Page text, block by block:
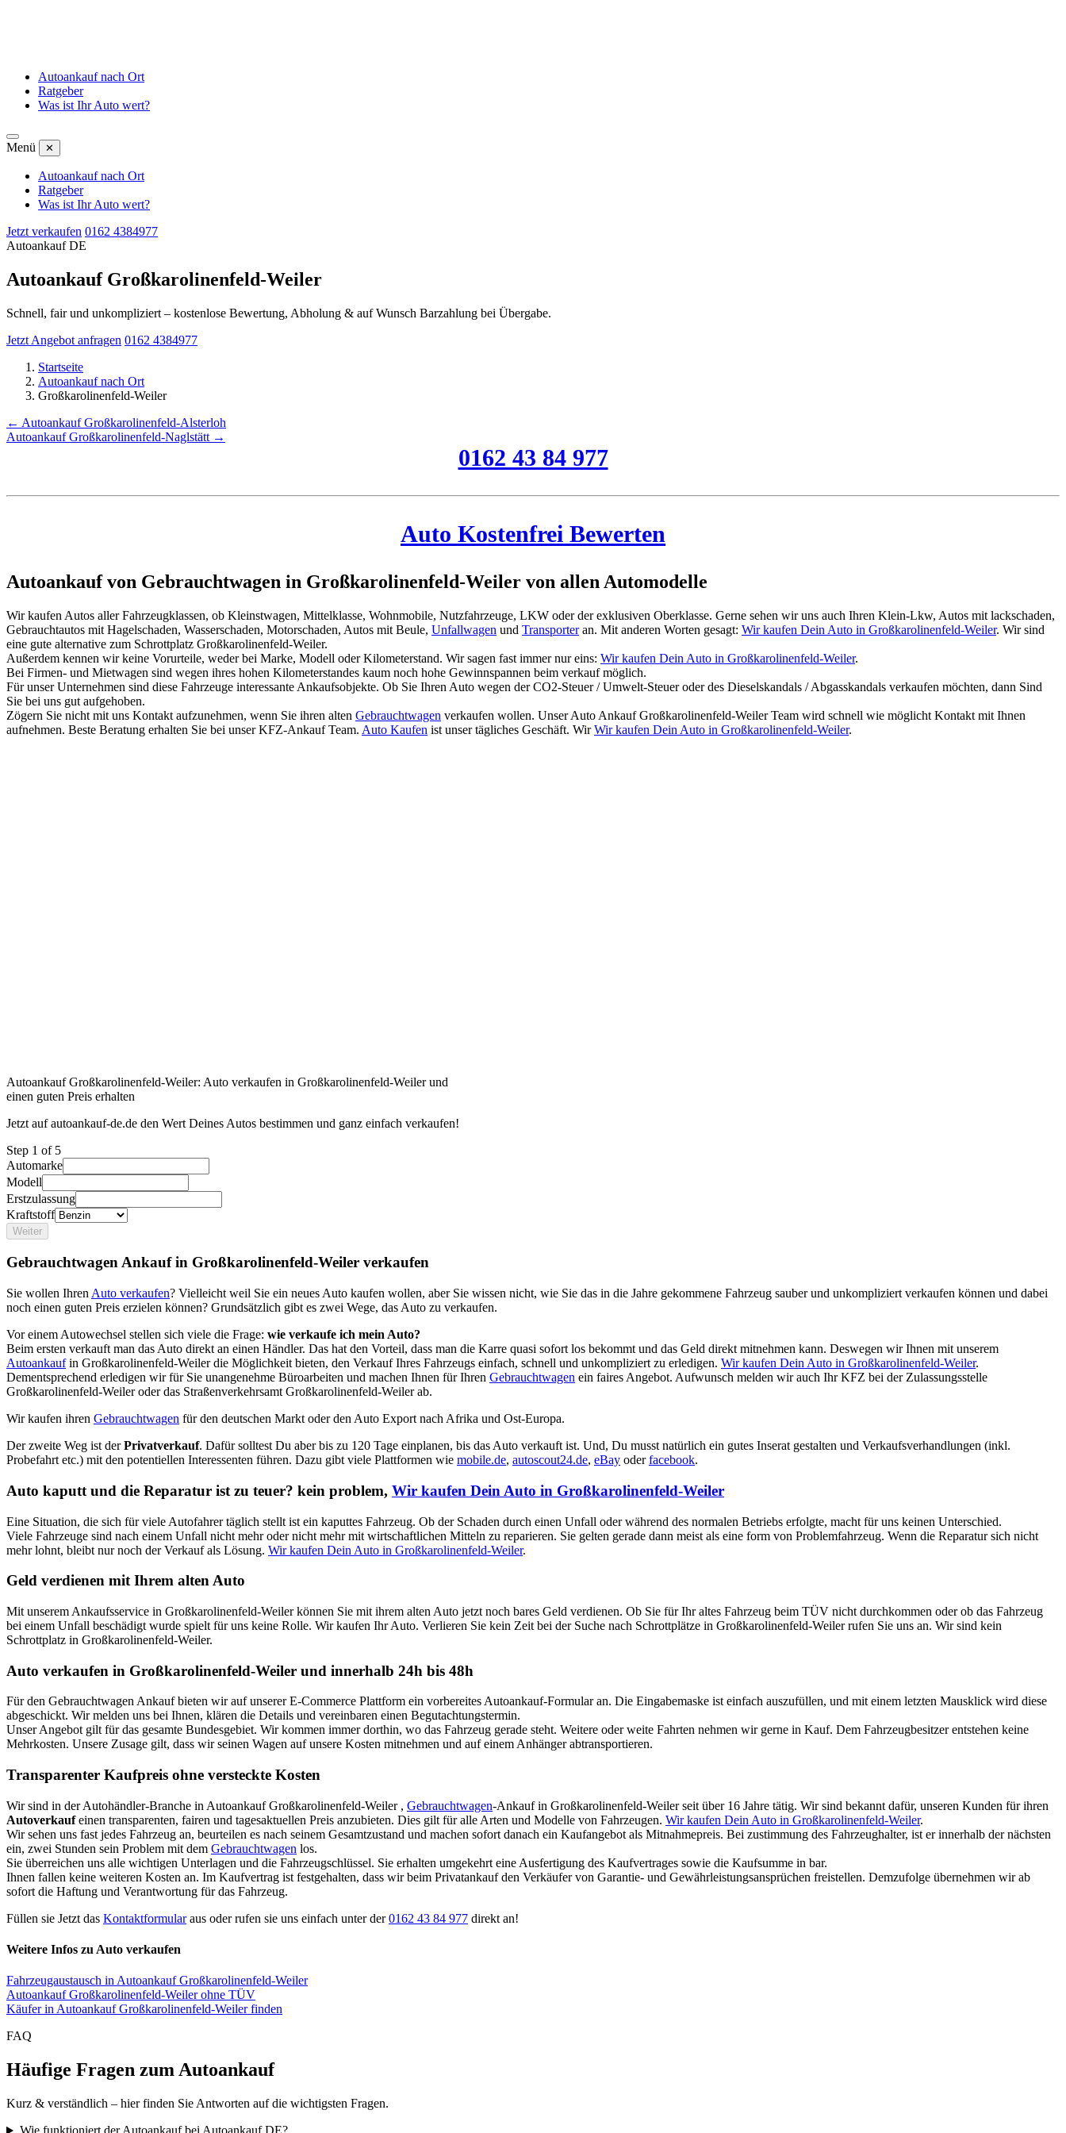
Autoankauf nach Ort
Ratgeber
Was ist Ihr Auto wert?
Menü ✕
Autoankauf nach Ort
Ratgeber
Was ist Ihr Auto wert?
Jetzt verkaufen 0162 4384977
Autoankauf DE
Autoankauf Großkarolinenfeld-Weiler
Schnell, fair und unkompliziert – kostenlose Bewertung, Abholung & auf Wunsch Barzahlung bei Übergabe.
Jetzt Angebot anfragen 0162 4384977
Startseite
Autoankauf nach Ort
Großkarolinenfeld-Weiler
← Autoankauf Großkarolinenfeld-Alsterloh
Autoankauf Großkarolinenfeld-Naglstätt →
0162 43 84 977
Auto Kostenfrei Bewerten
Autoankauf von Gebrauchtwagen in Großkarolinenfeld-Weiler von allen Automodelle
Wir kaufen Autos aller Fahrzeugklassen, ob Kleinstwagen, Mittelklasse, Wohnmobile, Nutzfahrzeuge, LKW oder der exklusiven Oberklasse. Gerne sehen wir uns auch Ihren Klein-Lkw, Autos mit lackschaden,
Gebrauchtautos mit Hagelschaden, Wasserschaden, Motorschaden, Autos mit Beule, Unfallwagen und Transporteran. Mit anderen Worten gesagt: Wir kaufen Dein Auto in Großkarolinenfeld-Weiler. Wir sind
eine gute alternative zum Schrottplatz Großkarolinenfeld-Weiler.
Außerdem kennen wir keine Vorurteile, weder bei Marke, Modell oder Kilometerstand. Wir sagen fast immer nur eins: Wir kaufen Dein Auto in Großkarolinenfeld-Weiler.
Bei Firmen- und Mietwagen sind wegen ihres hohen Kilometerstandes kaum noch hohe Gewinnspannen beim verkauf möglich.
Für unser Unternehmen sind diese Fahrzeuge interessante Ankaufsobjekte. Ob Sie Ihren Auto wegen der CO2-Steuer / Umwelt-Steuer oder des Dieselskandals / Abgasskandals verkaufen möchten, dann Sind
Sie bei uns gut aufgehoben.
Zögern Sie nicht mit uns Kontakt aufzunehmen, wenn Sie ihren alten Gebrauchtwagen verkaufen wollen. Unser Auto Ankauf Großkarolinenfeld-Weiler Team wird schnell wie möglicht Kontakt mit Ihnen
aufnehmen. Beste Beratung erhalten Sie bei unser KFZ-Ankauf Team. Auto Kaufen ist unser tägliches Geschäft. WirWir kaufen Dein Auto in Großkarolinenfeld-Weiler.
Autoankauf Großkarolinenfeld-Weiler: Auto verkaufen in Großkarolinenfeld-Weiler und
einen guten Preis erhalten
Jetzt auf autoankauf-de.de den Wert Deines Autos bestimmen und ganz einfach verkaufen!
Step 1 of 5
Automarke
Modell
Erstzulassung
Kraftstoff
Weiter
Gebrauchtwagen Ankauf in Großkarolinenfeld-Weiler verkaufen
Sie wollen Ihren Auto verkaufen? Vielleicht weil Sie ein neues Auto kaufen wollen, aber Sie wissen nicht, wie Sie das in die Jahre gekommene Fahrzeug sauber und unkompliziert verkaufen können und dabei
noch einen guten Preis erzielen können? Grundsätzlich gibt es zwei Wege, das Auto zu verkaufen.
Vor einem Autowechsel stellen sich viele die Frage: wie verkaufe ich mein Auto?
Beim ersten verkauft man das Auto direkt an einen Händler. Das hat den Vorteil, dass man die Karre quasi sofort los bekommt und das Geld direkt mitnehmen kann. Deswegen wir Ihnen mit unserem
Autoankaufin Großkarolinenfeld-Weiler die Möglichkeit bieten, den Verkauf Ihres Fahrzeugs einfach, schnell und unkompliziert zu erledigen. Wir kaufen Dein Auto in Großkarolinenfeld-Weiler.
Dementsprechend erledigen wir für Sie unangenehme Büroarbeiten und machen Ihnen für Ihren Gebrauchtwagen ein faires Angebot. Aufwunsch melden wir auch Ihr KFZ bei der Zulassungsstelle
Großkarolinenfeld-Weiler oder das Straßenverkehrsamt Großkarolinenfeld-Weiler ab.
Wir kaufen ihren Gebrauchtwagen für den deutschen Markt oder den Auto Export nach Afrika und Ost-Europa.
Der zweite Weg ist derPrivatverkauf. Dafür solltest Du aber bis zu 120 Tage einplanen, bis das Auto verkauft ist. Und, Du musst natürlich ein gutes Inserat gestalten und Verkaufsverhandlungen (inkl.
Probefahrt etc.) mit den potentiellen Interessenten führen. Dazu gibt viele Plattformen wie mobile.de, autoscout24.de, eBay oderfacebook.
Auto kaputt und die Reparatur ist zu teuer? kein problem, Wir kaufen Dein Auto in Großkarolinenfeld-Weiler
Eine Situation, die sich für viele Autofahrer täglich stellt ist ein kaputtes Fahrzeug. Ob der Schaden durch einen Unfall oder während des normalen Betriebs erfolgte, macht für uns keinen Unterschied.
Viele Fahrzeuge sind nach einem Unfall nicht mehr oder nicht mehr mit wirtschaftlichen Mitteln zu reparieren. Sie gelten gerade dann meist als eine form von Problemfahrzeug. Wenn die Reparatur sich nicht
mehr lohnt, bleibt nur noch der Verkauf als Lösung. Wir kaufen Dein Auto in Großkarolinenfeld-Weiler.
Geld verdienen mit Ihrem alten Auto
Mit unserem Ankaufsservice in Großkarolinenfeld-Weiler können Sie mit ihrem alten Auto jetzt noch bares Geld verdienen. Ob Sie für Ihr altes Fahrzeug beim TÜV nicht durchkommen oder ob das Fahrzeug
bei einem Unfall beschädigt wurde spielt für uns keine Rolle. Wir kaufen Ihr Auto. Verlieren Sie kein Zeit bei der Suche nach Schrottplätze in Großkarolinenfeld-Weiler rufen Sie uns an. Wir sind kein
Schrottplatz in Großkarolinenfeld-Weiler.
Auto verkaufen in Großkarolinenfeld-Weiler und innerhalb 24h bis 48h
Für den Gebrauchtwagen Ankauf bieten wir auf unserer E-Commerce Plattform ein vorbereites Autoankauf-Formular an. Die Eingabemaske ist einfach auszufüllen, und mit einem letzten Mausklick wird diese
abgeschickt. Wir melden uns bei Ihnen, klären die Details und vereinbaren einen Begutachtungstermin.
Unser Angebot gilt für das gesamte Bundesgebiet. Wir kommen immer dorthin, wo das Fahrzeug gerade steht. Weitere oder weite Fahrten nehmen wir gerne in Kauf. Dem Fahrzeugbesitzer entstehen keine
Mehrkosten. Unsere Zusage gilt, dass wir seinen Wagen auf unsere Kosten mitnehmen und auf einem Anhänger abtransportieren.
Transparenter Kaufpreis ohne versteckte Kosten
Wir sind in der Autohändler-Branche in Autoankauf Großkarolinenfeld-Weiler , Gebrauchtwagen-Ankauf in Großkarolinenfeld-Weiler seit über 16 Jahre tätig. Wir sind bekannt dafür, unseren Kunden für ihren
Autoverkaufeinen transparenten, fairen und tagesaktuellen Preis anzubieten. Dies gilt für alle Arten und Modelle von Fahrzeugen. Wir kaufen Dein Auto in Großkarolinenfeld-Weiler.
Wir sehen uns fast jedes Fahrzeug an, beurteilen es nach seinem Gesamtzustand und machen sofort danach ein Kaufangebot als Mitnahmepreis. Bei zustimmung des Fahrzeughalter, ist er innerhalb der nächsten
ein, zwei Stunden sein Problem mit dem Gebrauchtwagen los.
Sie überreichen uns alle wichtigen Unterlagen und die Fahrzeugschlüssel. Sie erhalten umgekehrt eine Ausfertigung des Kaufvertrages sowie die Kaufsumme in bar.
Ihnen fallen keine weiteren Kosten an. Im Kaufvertrag ist festgehalten, dass wir beim Privatankauf den Verkäufer von Garantie- und Gewährleistungsansprüchen freistellen. Demzufolge übernehmen wir ab
sofort die Haftung und Verantwortung für das Fahrzeug.
Füllen sie Jetzt das Kontaktformularaus oder rufen sie uns einfach unter der0162 43 84 977 direkt an!
Weitere Infos zu Auto verkaufen
Fahrzeugaustausch in Autoankauf Großkarolinenfeld-Weiler
Autoankauf Großkarolinenfeld-Weiler ohne TÜV
Käufer in Autoankauf Großkarolinenfeld-Weiler finden
FAQ
Häufige Fragen zum Autoankauf
Kurz & verständlich – hier finden Sie Antworten auf die wichtigsten Fragen.